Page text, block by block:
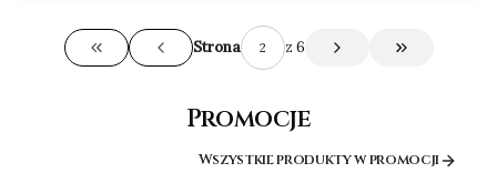
Wróć do pierwszej strony z produktami
Strona z 6 Przejdź do
Promocje
Wszystkie produkty w promocji